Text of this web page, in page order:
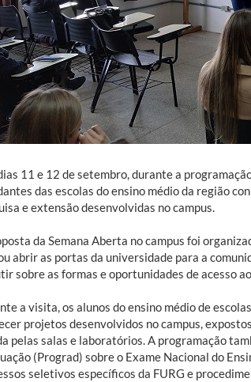
11 e 12 de setembro, durante a
das escolas do ensino médio da região
e extensão desenvolvidas no campus.
da Semana Aberta no campus foi
abrir as portas da universidade para a
sobre as formas e oportunidades de acesso
a visita, os alunos do ensino médio de
projetos desenvolvidos no campus,
pelas salas e laboratórios. A programação
(Prograd) sobre o Exame Nacional do
seletivos específicos da FURG e